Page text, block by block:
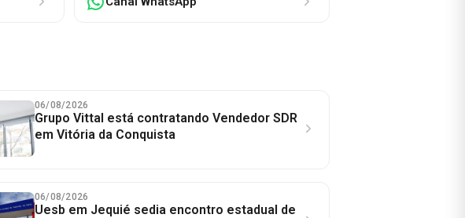
06/08/2026
Grupo Vittal está contratando Vendedor SDR
em Vitória da Conquista
06/08/2026
Uesb em Jequié sedia encontro estadual de